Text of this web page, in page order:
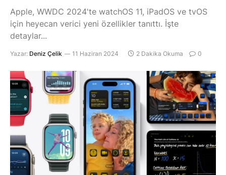
Apple, WWDC 2024'te watchOS 11, iPadOS ve tvOS
için heyecan verici yeni özellikler tanıttı. İşte
detaylar...
Yazar: Deniz Çelik 11 Haziran 2024 2 Dakika Okuma 0